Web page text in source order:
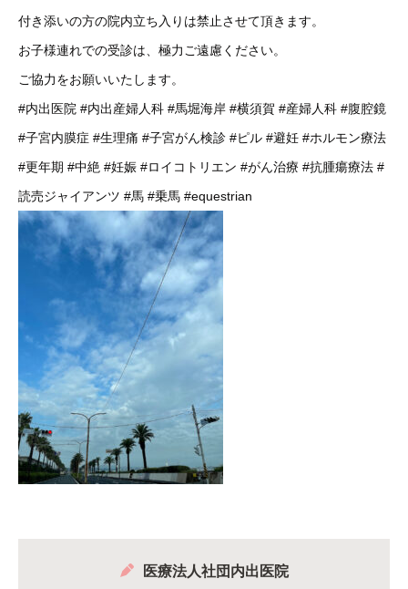
付き添いの方の院内立ち入りは禁止させて頂きます。
お子様連れでの受診は、極力ご遠慮ください。
ご協力をお願いいたします。
#内出医院 #内出産婦人科 #馬堀海岸 #横須賀 #産婦人科 #腹腔鏡
#子宮内膜症 #生理痛 #子宮がん検診 #ピル #避妊 #ホルモン療法
#更年期 #中絶 #妊娠 #ロイコトリエン #がん治療 #抗腫瘍療法 #
読売ジャイアンツ #馬 #乗馬 #equestrian
医療法人社団内出医院